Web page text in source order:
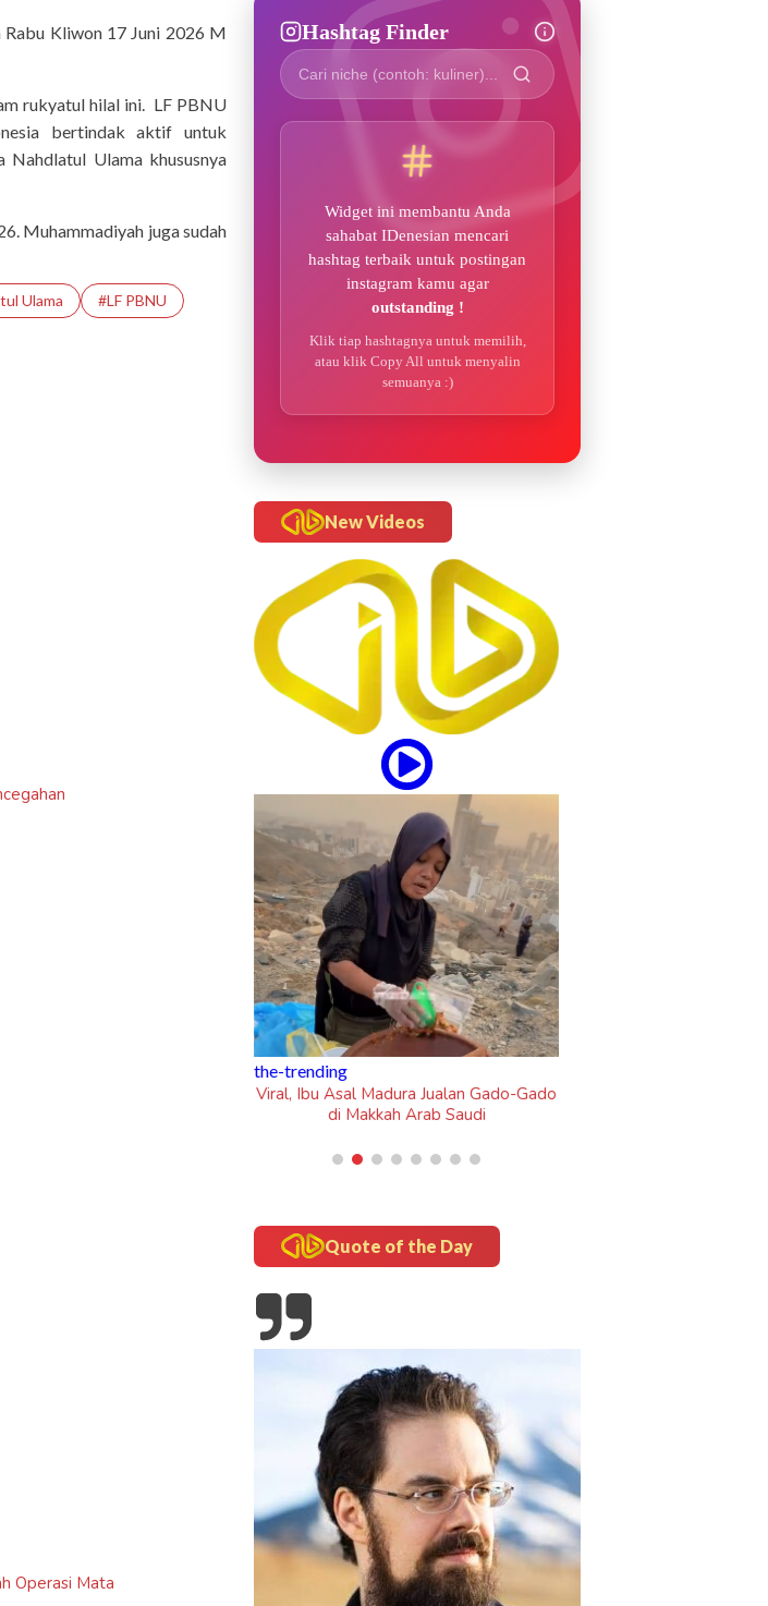
Kliwon 17 Juni 2026 M
rukyatul hilal ini. LF PBNU
bertindak aktif untuk
Nahdlatul Ulama khususnya
Muhammadiyah juga sudah
Ulama
#LF PBNU
Operasi Mata
Hashtag Finder
Widget ini membantu Anda
sahabat IDenesian mencari
hashtag terbaik untuk postingan
instagram kamu agar
outstanding !
Klik tiap hashtagnya untuk memilih,
atau klik Copy All untuk menyalin
semuanya :)
New Videos
Viral, Ibu Asal Madura Jualan Gado-Gado
di Makkah Arab Saudi
updates
Tampil Nyentrik di The Sounds
Naykilla Curi Perhatian
Quote of the Day